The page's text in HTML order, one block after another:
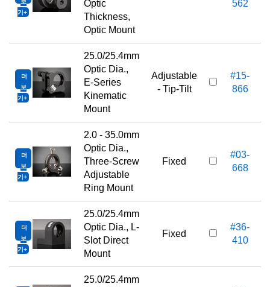
보
기
Optic
Thickness,
Optic Mount
562
더
보
기
25.0/25.4mm
Optic Dia.,
E-Series
Kinematic
Mount
Adjustable
- Tip-Tilt
#15-
866
더
보
기
2.0 - 35.0mm
Optic Dia.,
Three-Screw
Adjustable
Ring Mount
Fixed
#03-
668
더
보
기
25.0/25.4mm
Optic Dia., L-
Slot Direct
Mount
Fixed
#36-
410
25.0/25.4mm